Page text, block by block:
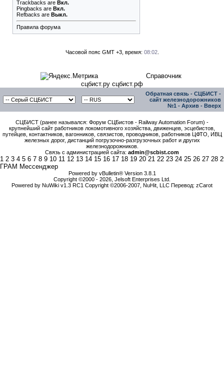
Trackbacks are Вкл.
Pingbacks are Вкл.
Refbacks are Выкл.
Правила форума
Часовой пояс GMT +3, время: 08:02.
Справочник
сцбист.ру сцбист.рф
Обратная связь - СЦБИСТ -
сайт железнодорожников
№1 - Архив - Вверх
СЦБИСТ (ранее назывался: Форум СЦБистов - Railway Automation Forum) -
крупнейший сайт работников локомотивного хозяйства, движенцев, эсцебистов,
путейцев, контактников, вагонников, связистов, проводников, работников ЦФТО, ИВЦ
железных дорог, дистанций погрузочно-разгрузочных работ и других
железнодорожников.
Связь с администрацией сайта: admin@scbist.com
1 2 3 4 5 6 7 8 9 10 11 12 13 14 15 16 17 18 19 20 21 22 23 24 25 26 27 28
ГРАМ Мессенджер
Powered by vBulletin® Version 3.8.1
Copyright ©2000 - 2026, Jelsoft Enterprises Ltd.
Powered by NuWiki v1.3 RC1 Copyright ©2006-2007, NuHit, LLC Перевод: zCarot